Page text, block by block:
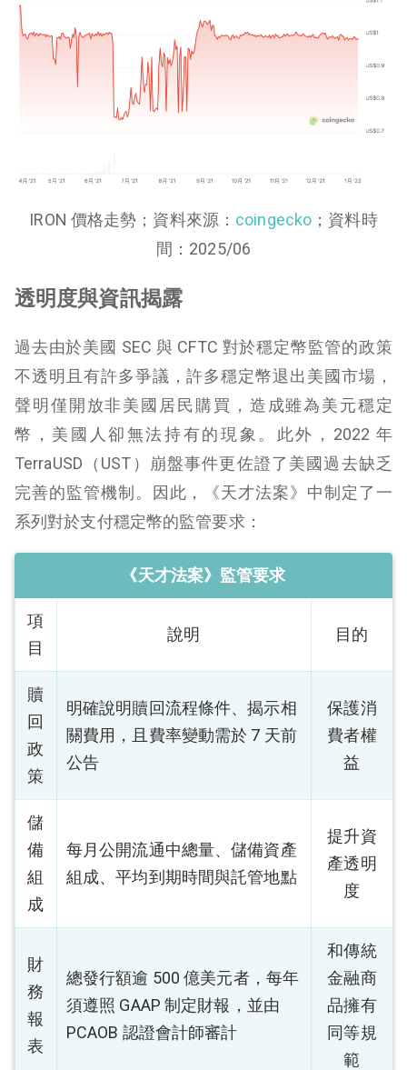
IRON 價格走勢；資料來源： coingecko ；資料時
間：2025/06
透明度與資訊揭露
過去由於美國 SEC 與 CFTC 對於穩定幣監管的政策
不透明且有許多爭議，許多穩定幣退出美國市場，
聲明僅開放非美國居民購買，造成雖為美元穩定
幣，美國人卻無法持有的現象。此外，2022 年
TerraUSD（UST）崩盤事件更佐證了美國過去缺乏
完善的監管機制。因此，《天才法案》中制定了一
系列對於支付穩定幣的監管要求：
《天才法案》監管要求
項
目
說明 目的
贖
回
政
策
明確說明贖回流程條件、揭示相
關費用，且費率變動需於 7 天前
公告
保護消
費者權
益
儲
備
組
成
每月公開流通中總量、儲備資產
組成、平均到期時間與託管地點
提升資
產透明
度
財
務
報
表
總發行額逾 500 億美元者，每年
須遵照 GAAP 制定財報，並由
PCAOB 認證會計師審計
和傳統
金融商
品擁有
同等規
範